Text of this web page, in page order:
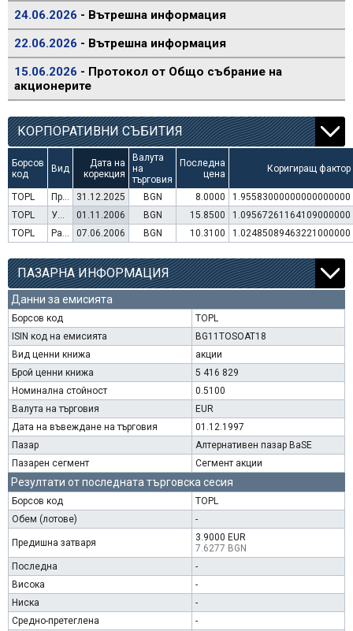
24.06.2026 - Вътрешна информация
22.06.2026 - Вътрешна информация
15.06.2026 - Протокол от Общо събрание на
акционерите
КОРПОРАТИВНИ СЪБИТИЯ
Борсов
код
Вид
Дата на
корекция
Валута
на
търговия
Последна
цена
Коригиращ фактор
TOPL Преминаване към търговия в Евро 31.12.2025 BGN 8.0000
1.95583000000000000000
TOPL
Увеличение на капитал (права) 01.11.2006 BGN 15.8500
1.09567261164109000000
TOPL
Раздаване на дивидент 07.06.2006 BGN 10.3100 1.02485089463221000000
ПАЗАРНА ИНФОРМАЦИЯ
Данни за емисията
Борсов код
TOPL
ISIN код на емисията
BG11TOSOAT18
Вид ценни книжа
акции
Брой ценни книжа
5 416 829
Номинална стойност
0.5100
Валута на търговия
EUR
Дата на въвеждане на търговия
01.12.1997
Пазар
Алтернативен пазар BaSE
Пазарен сегмент
Сегмент акции
Резултати от последната търговска сесия
Борсов код
TOPL
Обем (лотове)
-
Предишна затваря
3.9000 EUR
7.6277 BGN
Последна
-
Висока
-
Ниска
-
Средно-претеглена
-